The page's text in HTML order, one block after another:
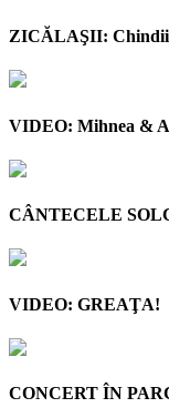
ZICĂLAŞII:
VIDEO: Mihnea &
CÂNTECELE
VIDEO: GREAŢA!
CONCERT ÎN